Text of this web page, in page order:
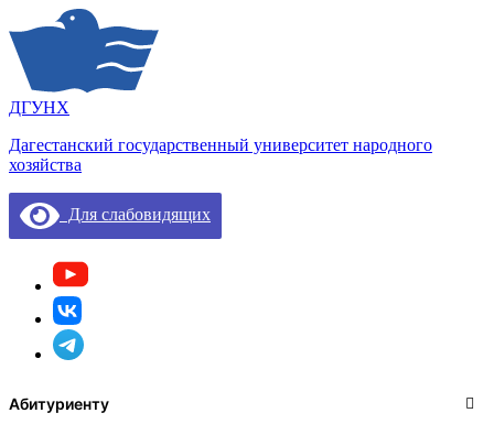
ДГУНХ
Дагестанский государственный университет народного
хозяйства
Для слабовидящих
Абитуриенту